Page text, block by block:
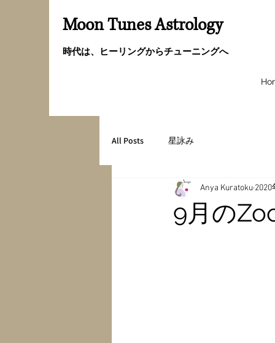
Moon Tunes Astrology
時代は、ヒーリングからチューニングへ
All Posts 星詠み
9月の
Anya Kuratoku